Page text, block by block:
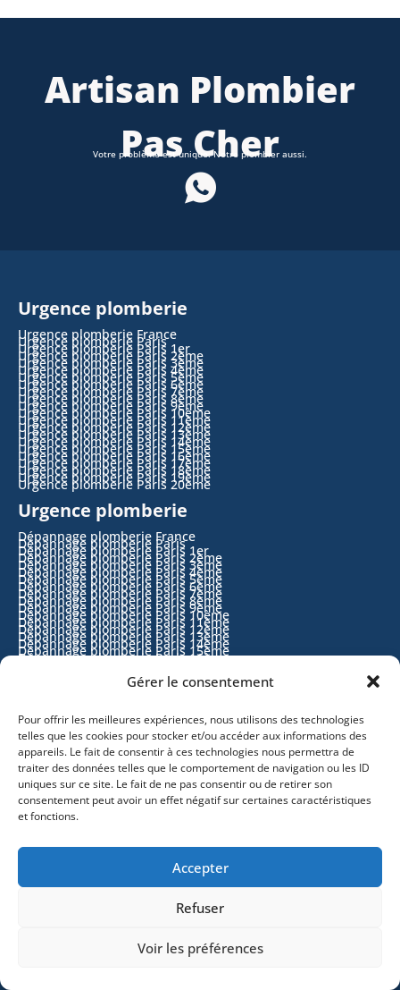
Gérer le consentement
Pour offrir les meilleures expériences, nous utilisons des technologies
telles que les cookies pour stocker et/ou accéder aux informations des
appareils. Le fait de consentir à ces technologies nous permettra de
traiter des données telles que le comportement de navigation ou les ID
uniques sur ce site. Le fait de ne pas consentir ou de retirer son
consentement peut avoir un effet négatif sur certaines caractéristiques
et fonctions.
Accepter
Refuser
Voir les préférences
Artisan Plombier
Pas Cher
Votre problème est unique. Notre plombier aussi.
Urgence plomberie
Urgence plomberie France
Urgence plomberie Paris
Urgence plomberie Paris 1er
Urgence plomberie Paris 2ème
Urgence plomberie Paris 3ème
Urgence plomberie Paris 4ème
Urgence plomberie Paris 5ème
Urgence plomberie Paris 6ème
Urgence plomberie Paris 7ème
Urgence plomberie Paris 8ème
Urgence plomberie Paris 9ème
Urgence plomberie Paris 10ème
Urgence plomberie Paris 11ème
Urgence plomberie Paris 12ème
Urgence plomberie Paris 13ème
Urgence plomberie Paris 14ème
Urgence plomberie Paris 15ème
Urgence plomberie Paris 16ème
Urgence plomberie Paris 17ème
Urgence plomberie Paris 18ème
Urgence plomberie Paris 19ème
Urgence plomberie Paris 20ème
Urgence plomberie
Dépannage plomberie France
Dépannage plomberie Paris
Dépannage plomberie Paris 1er
Dépannage plomberie Paris 2ème
Dépannage plomberie Paris 3ème
Dépannage plomberie Paris 4ème
Dépannage plomberie Paris 5ème
Dépannage plomberie Paris 6ème
Dépannage plomberie Paris 7ème
Dépannage plomberie Paris 8ème
Dépannage plomberie Paris 9ème
Dépannage plomberie Paris 10ème
Dépannage plomberie Paris 11ème
Dépannage plomberie Paris 12ème
Dépannage plomberie Paris 13ème
Dépannage plomberie Paris 14ème
Dépannage plomberie Paris 15ème
Dépannage plomberie Paris 16ème
Dépannage plomberie Paris 18ème
Dépannage plomberie Paris 19ème
Dépannage plomberie Paris 20ème
Agence plomberie
Agence plomberie France
Agence plomberie Paris
Agence plomberie Paris 1er
Agence plomberie Paris 2ème
Agence plomberie Paris 3ème
Agence plomberie Paris 4ème
Agence plomberie Paris 5ème
Agence plomberie Paris 6ème
Agence plomberie Paris 7ème
Agence plomberie Paris 8ème
Agence plomberie Paris 9ème
Agence plomberie Paris 10ème
Agence plomberie Paris 11ème
Agence plomberie Paris 14ème
Agence plomberie Paris 15ème
Agence plomberie Paris 16ème
Agence plomberie Paris 17ème
Agence plomberie Paris 18ème
Agence plomberie Paris 19ème
Agence plomberie Paris 20ème
Dépannage 24h/24 et 7j/7
Du lundi au samedi de 08h à 20h
Le dimanche de 08h à 18h